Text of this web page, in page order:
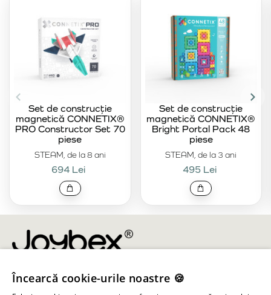
STEAM, de la 8 ani
Set de construcție
magnetică CONNETIX®
PRO Constructor Set 70
piese
694 Lei
STEAM, de la 3 ani
Set de construcție
magnetică CONNETIX®
Bright Portal Pack 48
piese
495 Lei
info@joybex.ro
Încearcă cookie-urile noastre 🍪